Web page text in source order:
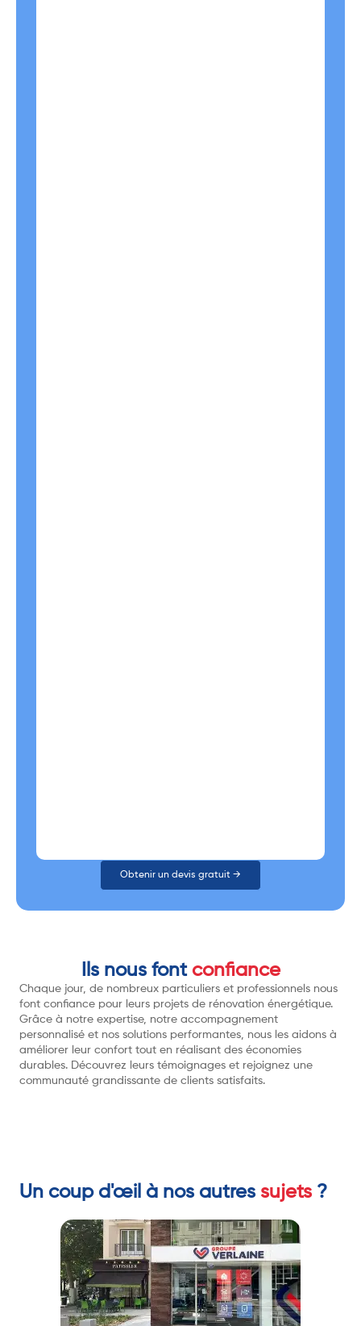
Obtenir un devis gratuit →
Ils nous font confiance
Chaque jour, de nombreux particuliers et professionnels nous
font confiance pour leurs projets de rénovation énergétique.
Grâce à notre expertise, notre accompagnement
personnalisé et nos solutions performantes, nous les aidons à
améliorer leur confort tout en réalisant des économies
durables. Découvrez leurs témoignages et rejoignez une
communauté grandissante de clients satisfaits.
Un coup d'œil à nos autres sujets ?